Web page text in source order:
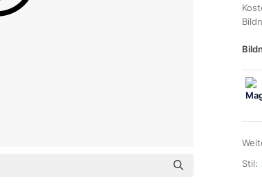
Stil: